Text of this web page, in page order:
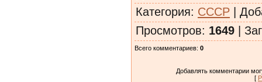
Категория: СССР |
Просмотров: 1649 |
Всего комментариев: 0
Добавлять комментарии
[